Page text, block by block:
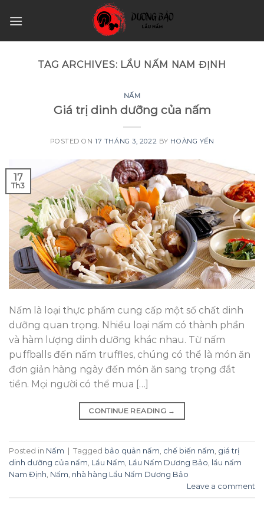
TAG ARCHIVES: LẨU NẤM NAM ĐỊNH
NẤM
Giá trị dinh dưỡng của nấm
POSTED ON17 THÁNG 3, 2022 BY HOÀNG YẾN
17
Th3
Nấm là loại thực phẩm cung cấp một số chất dinh
dưỡng quan trọng. Nhiều loại nấm có thành phần
và hàm lượng dinh dưỡng khác nhau. Từ nấm
puffballs đến nấm truffles, chúng có thể là món ăn
đơn giản hàng ngày đến món ăn sang trọng đắt
tiền. Mọi người có thể mua […]
CONTINUE READING →
Posted in Nấm Tagged bảo quản nấm, chế biến nấm, giá trị
dinh dưỡng của nấm, Lẩu Nấm, Lẩu Nấm Dương Bảo, lẩu nấm
Nam Định, Nấm, nhà hàng Lẩu Nấm Dương Bảo
Leave a comment